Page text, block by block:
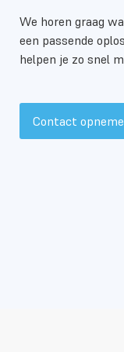
en blijvende
vaardigheden
samenwerking,
professionele
regelmatig ingezet
ontwikkeling of
We horen graag
een passende
helpen je zo snel
Contact